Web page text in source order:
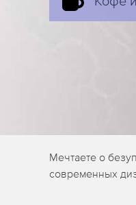
Мечтаете о
современных